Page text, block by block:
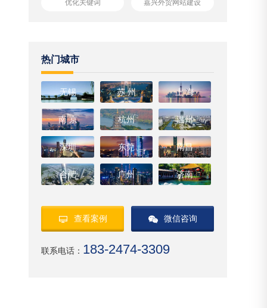
优化关键词 嘉兴外贸网站建设
热门城市
无锡 苏 州 上 海
南 京 杭州 温州
深圳 东莞 南昌
合肥 广州 济南
查看案例 微信咨询
联系电话： 183-2474-3309